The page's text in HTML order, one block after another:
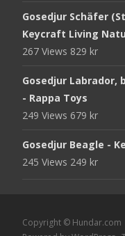
Gosedjur Schäfer
Keycraft Living
267 Views 829 kr
Gosedjur Labrador,
- Rappa Toys
249 Views 679 kr
Gosedjur Beagle -
245 Views 249 kr
Copyright © Hundar.com